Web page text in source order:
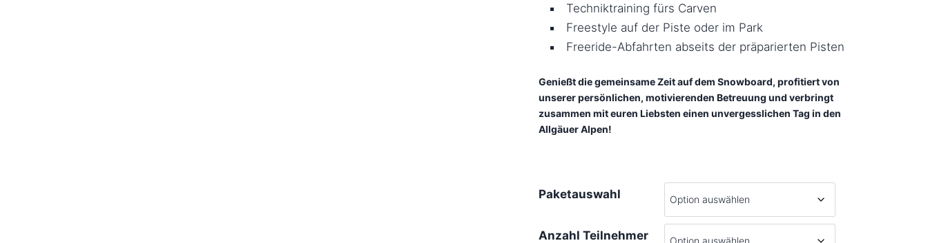
Techniktraining fürs Carven
Freestyle auf der Piste oder im Park
Freeride-Abfahrten abseits der präparierten Pisten
Genießt die gemeinsame Zeit auf dem Snowboard, profitiert von
unserer persönlichen, motivierenden Betreuung und verbringt
zusammen mit euren Liebsten einen unvergesslichen Tag in den
Allgäuer Alpen!
Paketauswahl
Anzahl Teilnehmer